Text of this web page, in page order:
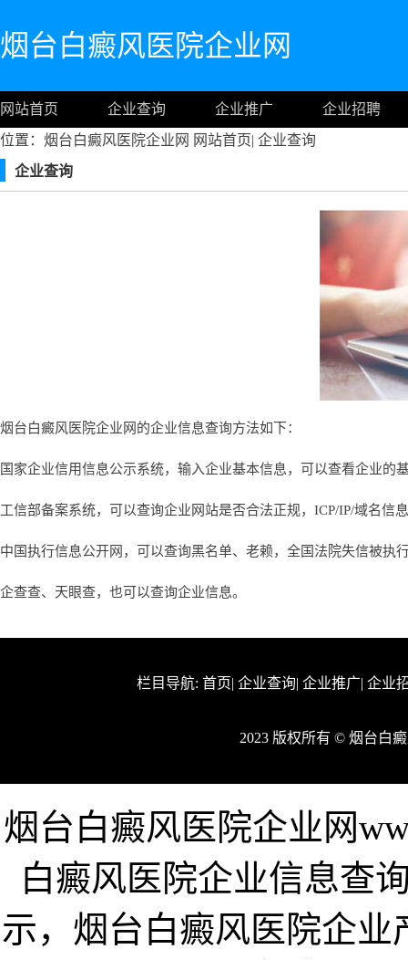
烟台白癜风医院企业网
网站首页 企业查询 企业推广
企业招聘
位置：烟台白癜风医院企业网 网站首页| 企业查询
企业查询
烟台白癜风医院企业网的企业信息查询方法如下：
国家企业信用信息公示系统，输入企业基本信息，可以查看企业的
工信部备案系统，可以查询企业网站是否合法正规，ICP/IP/域名信
中国执行信息公开网，可以查询黑名单、老赖，全国法院失信被执
企查查、天眼查，也可以查询企业信息。
栏目导航: 首页| 企业查询| 企业推广| 企业
2023 版权所有 © 烟台白
烟台白癜风医院企业网
白癜风医院企业信息查
示，烟台白癜风医院企